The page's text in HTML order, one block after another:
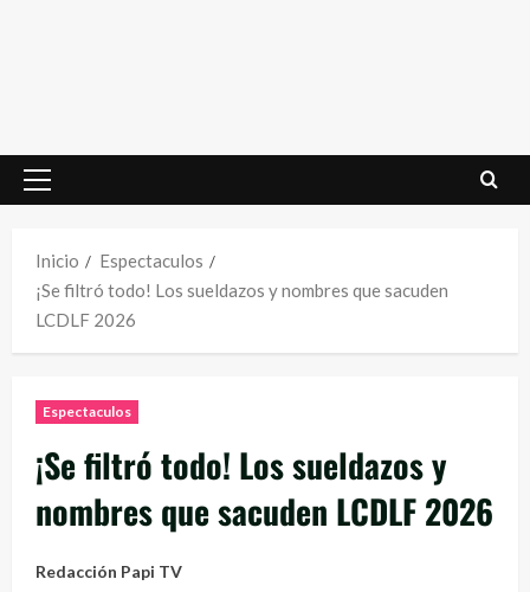
Menú
Inicio
Espectaculos
¡Se filtró todo! Los sueldazos y nombres que sacuden
LCDLF 2026
Espectaculos
¡Se filtró todo! Los sueldazos y
nombres que sacuden LCDLF 2026
Redacción Papi TV